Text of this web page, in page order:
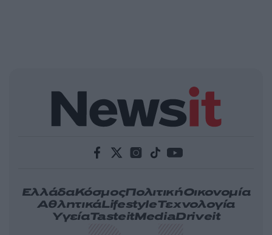
ΕλλάδαΚόσμοςΠολιτικήΟικονομία
ΑθλητικάLifestyleΤεχνολογία
ΥγείαTasteitMediaDriveit